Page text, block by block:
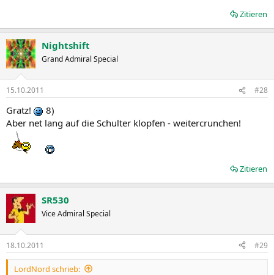
Zitieren
Nightshift
Grand Admiral Special
15.10.2011 #28
Gratz!
8)
Aber net lang auf die Schulter klopfen - weitercrunchen!
Zitieren
SR530
Vice Admiral Special
18.10.2011 #29
LordNord schrieb: